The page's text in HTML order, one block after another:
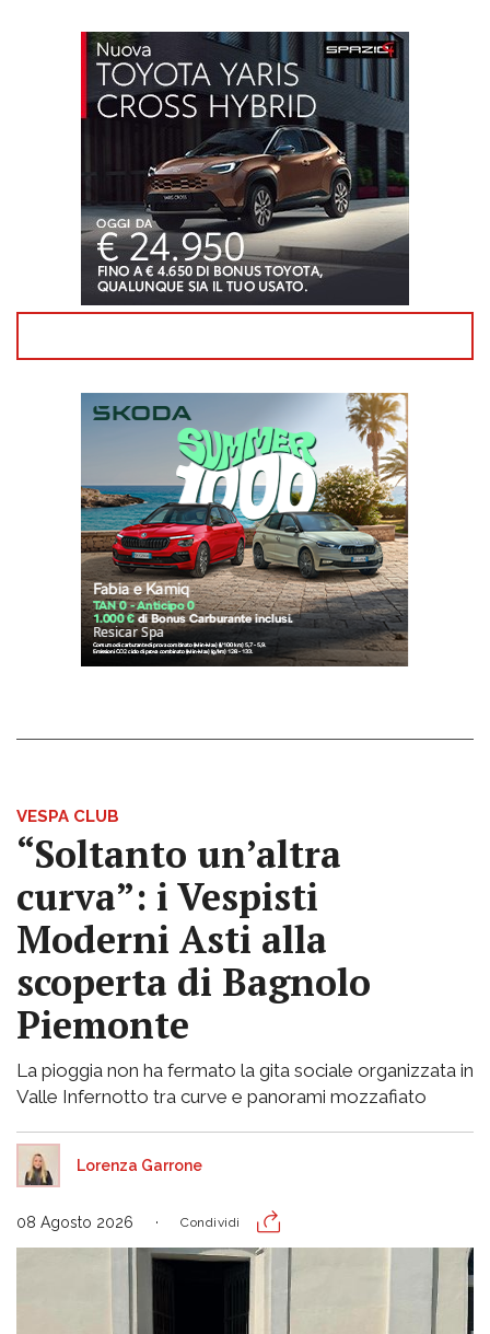
VESPA CLUB
“Soltanto un’altra
curva”: i Vespisti
Moderni Asti alla
scoperta di Bagnolo
Piemonte
La pioggia non ha fermato la gita sociale organizzata in
Valle Infernotto tra curve e panorami mozzafiato
Lorenza Garrone
08 Agosto 2026 Condividi